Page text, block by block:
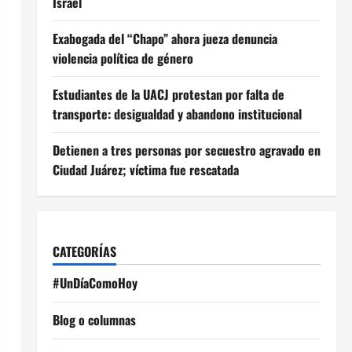
Exabogada del “Chapo” ahora jueza denuncia
violencia política de género
Estudiantes de la UACJ protestan por falta de
transporte: desigualdad y abandono institucional
Detienen a tres personas por secuestro agravado en
Ciudad Juárez; víctima fue rescatada
CATEGORÍAS
#UnDíaComoHoy
Blog o columnas